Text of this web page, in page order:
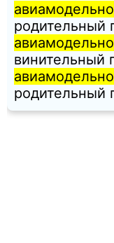
родительный
винительный
родительный